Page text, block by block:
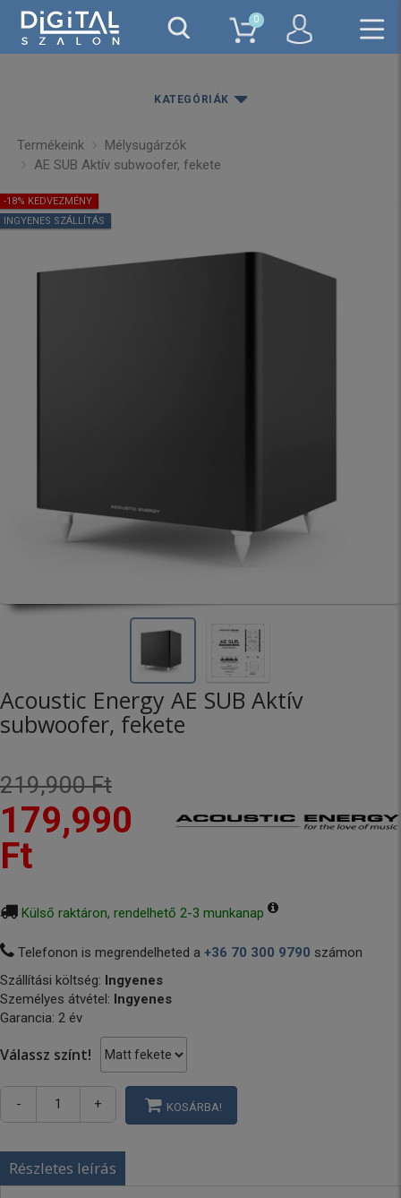
0
KATEGÓRIÁK
Termékeink
Mélysugárzók
AE SUB Aktív subwoofer, fekete
-18% KEDVEZMÉNY
INGYENES SZÁLLÍTÁS
Acoustic Energy AE SUB Aktív
subwoofer, fekete
219,900 Ft
179,990
Ft
Külső raktáron, rendelhető 2-3 munkanap
Telefonon is megrendelheted a +36 70 300 9790 számon
Szállítási költség: Ingyenes
Személyes átvétel: Ingyenes
Garancia: 2 év
Válassz színt!
- + KOSÁRBA!
Részletes leírás